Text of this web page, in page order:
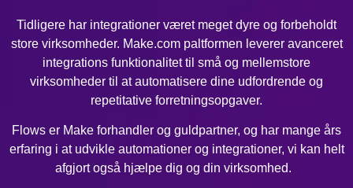
Tidligere har integrationer været meget dyre og forbeholdt
store virksomheder. Make.com paltformen leverer avanceret
integrations funktionalitet til små og mellemstore
virksomheder til at automatisere dine udfordrende og
repetitative forretningsopgaver.
Flows er Make forhandler og guldpartner, og har mange års
erfaring i at udvikle automationer og integrationer, vi kan helt
afgjort også hjælpe dig og din virksomhed.